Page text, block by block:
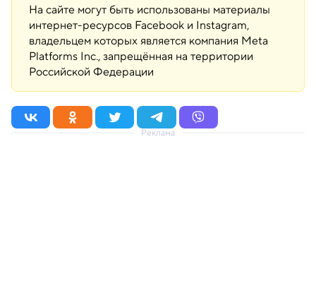
На сайте могут быть использованы материалы
интернет-ресурсов Facebook и Instagram,
владельцем которых является компания Meta
Platforms Inc., запрещённая на территории
Российской Федерации
Реклама